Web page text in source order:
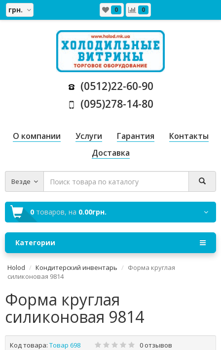
грн. 0 0
(0512)22-60-90
(095)278-14-80
О компании Услуги Гарантия
Контакты
Доставка
Везде
0 товаров, на 0.00грн.
Категории
Holod Кондитерский инвентарь
Фоpма кpуглая
силиконовая 9814
Фоpма кpуглая
силиконовая 9814
Код товара: Товар 698 0 отзывов